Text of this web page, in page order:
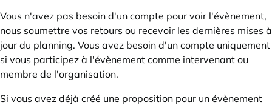
Vous n'avez pas besoin d'un compte pour voir l'évènement,
nous soumettre vos retours ou recevoir les dernières mises à
jour du planning. Vous avez besoin d'un compte uniquement
si vous participez à l'évènement comme intervenant ou
membre de l'organisation.
Si vous avez déjà créé une proposition pour un évènement